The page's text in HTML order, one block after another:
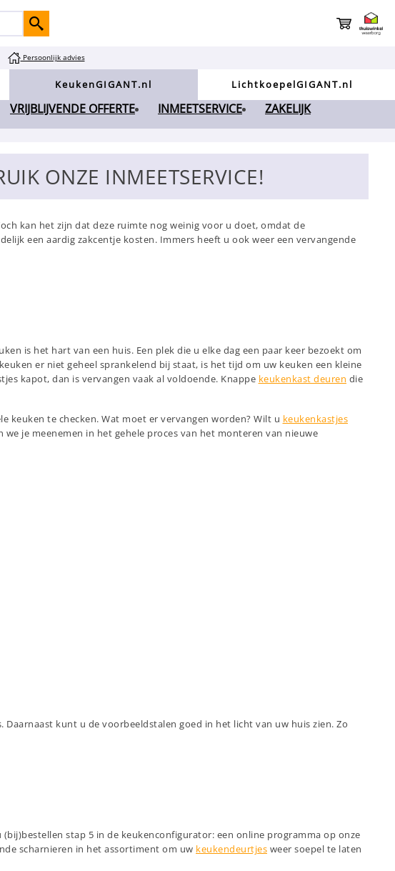
Persoonlijk advies
KeukenGIGANT.nl LichtkoepelGIGANT.nl
VRIJBLIJVENDE OFFERTE INMEETSERVICE ZAKELIJK
ONZE INMEETSERVICE!
kan het zijn dat deze ruimte nog weinig voor u doet, omdat de
een aardig zakcentje kosten. Immers heeft u ook weer een vervangende
is het hart van een huis. Een plek die u elke dag een paar keer bezoekt om
er niet geheel sprankelend bij staat, is het tijd om uw keuken een kleine
kapot, dan is vervangen vaak al voldoende. Knappe keukenkast deuren die
keuken te checken. Wat moet er vervangen worden? Wilt u keukenkastjes
je meenemen in het gehele proces van het monteren van nieuwe
kunt u de voorbeeldstalen goed in het licht van uw huis zien. Zo
stap 5 in de keukenconfigurator: een online programma op onze
scharnieren in het assortiment om uw keukendeurtjes weer soepel te laten